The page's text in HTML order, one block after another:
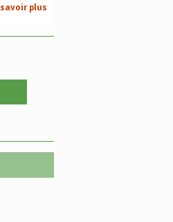
savoir plus